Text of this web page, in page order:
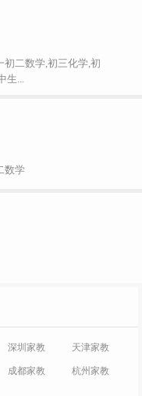
二数学,初三化学,初
生...
数学
深圳家教 天津家教
成都家教 杭州家教